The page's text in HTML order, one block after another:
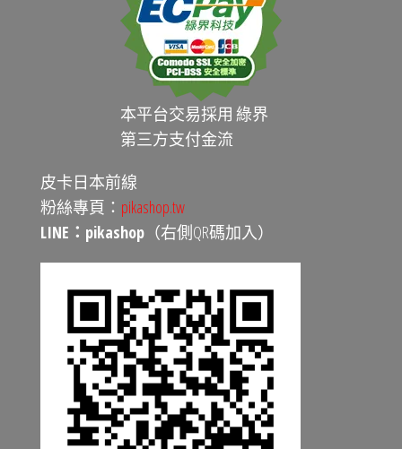
本平台交易採用 綠界
第三方支付金流
皮卡日本前線
粉絲專頁： pikashop.tw
LINE：pikashop （右側QR碼加入）